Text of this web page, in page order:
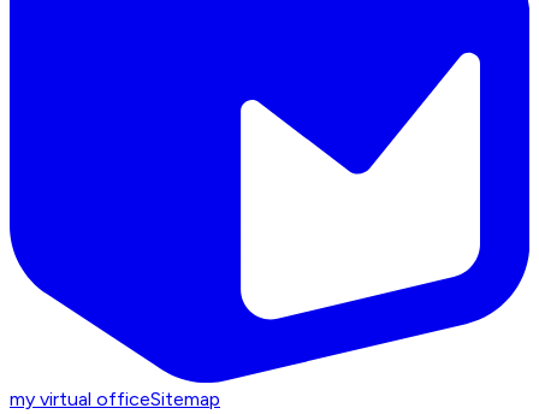
my virtual officeSitemap